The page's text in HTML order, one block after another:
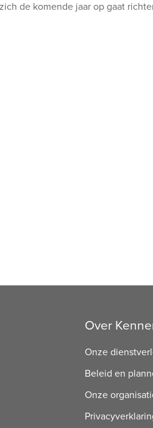
de komende jaar op gaat
Over
Onze
Beleid en
Onze